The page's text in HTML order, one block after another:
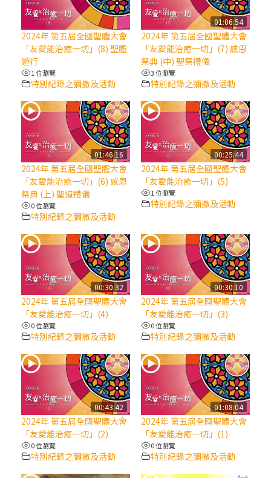
越的智慧】：七項齋戒的意義與益處
【信仰之旅】第九集：「如果你的痛苦比快
樂多」—歐義明神父 / 應芝莉老師
越的智慧】：聖方濟的靈修，「不占為己
有」
【信仰之旅】第八集：「耶穌為什麼降生到
人世」—高樂祈修女
2025/10/10【萬物讚頌頌歌 – 太陽與生態音
樂會】紀念聖方濟與已逝教宗方濟各（中）
2025/10/10【萬物讚頌頌歌 – 太陽與生態音
樂會】紀念聖方濟與已逝教宗方濟各（下）
2025/10/10【萬物讚頌頌歌 – 太陽與生態音
樂會】紀念聖方濟與已逝教宗方濟各（上）
(9完結)黃敏正主教帶你做【將臨期避靜】—
匝凱的「新生命」：利他與內化
(8)黃敏正主教帶你做【將臨期避靜】—耶穌
降生成人與人同在＝「厄瑪努爾」
(7)黃敏正主教帶你做【將臨期避靜】—耶穌
降生人間，需要人的「接納」
2024年 第五屆全國聖體大會
「友愛能治癒一切」(8) 聖體
遊行
1 位瀏覽
特別紀錄之彌撒及活動
01:06:54
2024年 第五屆全國聖體大會
「友愛能治癒一切」(7) 感恩
祭典 (中) 聖祭禮儀
3 位瀏覽
特別紀錄之彌撒及活動
01:46:16
2024年 第五屆全國聖體大會
「友愛能治癒一切」(6) 感恩
祭典 (上) 聖道禮儀
0 位瀏覽
特別紀錄之彌撒及活動
00:25:44
2024年 第五屆全國聖體大會
「友愛能治癒一切」(5)
1 位瀏覽
特別紀錄之彌撒及活動
00:30:32
2024年 第五屆全國聖體大會
「友愛能治癒一切」(4)
0 位瀏覽
特別紀錄之彌撒及活動
00:30:10
2024年 第五屆全國聖體大會
「友愛能治癒一切」(3)
0 位瀏覽
特別紀錄之彌撒及活動
00:43:42
2024年 第五屆全國聖體大會
「友愛能治癒一切」(2)
0 位瀏覽
特別紀錄之彌撒及活動
01:08:04
2024年 第五屆全國聖體大會
「友愛能治癒一切」(1)
0 位瀏覽
特別紀錄之彌撒及活動